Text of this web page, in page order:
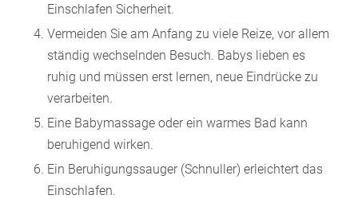
Einschlafen Sicherheit.
Vermeiden Sie am Anfang zu viele Reize, vor allem
ständig wechselnden Besuch. Babys lieben es
ruhig und müssen erst lernen, neue Eindrücke zu
verarbeiten.
Eine Babymassage oder ein warmes Bad kann
beruhigend wirken.
Ein Beruhigungssauger (Schnuller) erleichtert das
Einschlafen.